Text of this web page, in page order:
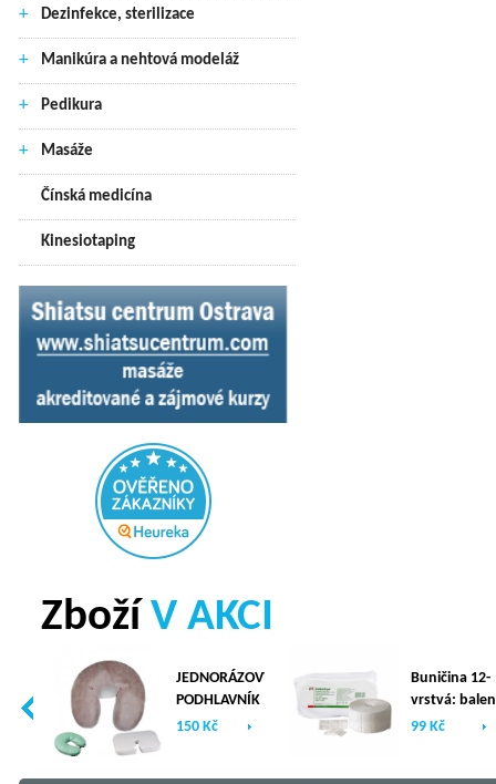
+ Dezinfekce, sterilizace
+ Manikúra a nehtová modeláž
+ Pedikura
+ Masáže
Čínská medicína
Kinesiotaping
Zboží V AKCI
JEDNORÁZOVÝ
PODHLAVNÍK
Z NETKANÉ
150 Kč
Buničina 12-
vrstvá:
(2 x 500ks)
99 Kč